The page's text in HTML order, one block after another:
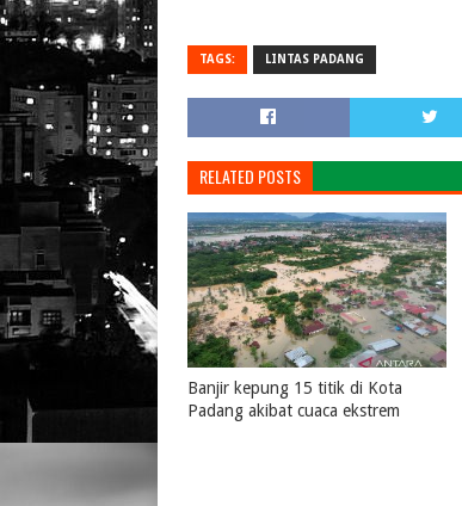
TAGS: LINTAS PADANG
RELATED POSTS
Banjir kepung 15 titik di Kota
Padang akibat cuaca ekstrem